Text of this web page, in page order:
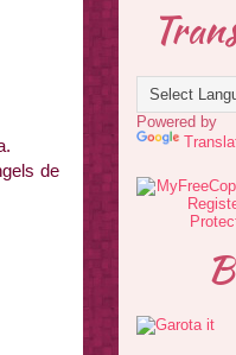
de
Powered by